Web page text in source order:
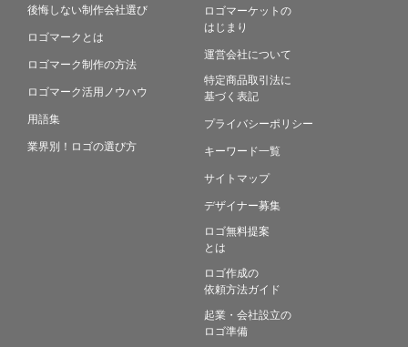
後悔しない制作会社選び
ロゴマークとは
ロゴマーク制作の方法
ロゴマーク活用ノウハウ
用語集
業界別！ロゴの選び方
ロゴマーケットの
はじまり
運営会社について
特定商品取引法に
基づく表記
プライバシーポリシー
キーワード一覧
サイトマップ
デザイナー募集
ロゴ無料提案
とは
ロゴ作成の
依頼方法ガイド
起業・会社設立の
ロゴ準備